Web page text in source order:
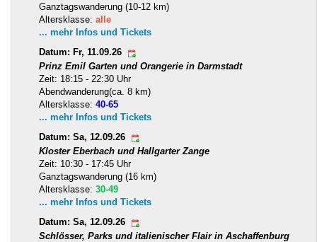
Ganztagswanderung (10-12 km)
Altersklasse: alle
... mehr Infos und Tickets
Datum: Fr, 11.09.26
Prinz Emil Garten und Orangerie in Darmstadt
Zeit: 18:15 - 22:30 Uhr
Abendwanderung(ca. 8 km)
Altersklasse: 40-65
... mehr Infos und Tickets
Datum: Sa, 12.09.26
Kloster Eberbach und Hallgarter Zange
Zeit: 10:30 - 17:45 Uhr
Ganztagswanderung (16 km)
Altersklasse: 30-49
... mehr Infos und Tickets
Datum: Sa, 12.09.26
Schlösser, Parks und italienischer Flair in Aschaffenburg